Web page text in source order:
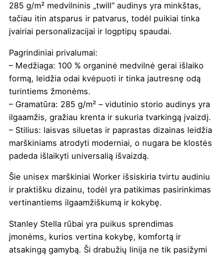
285 g/m² medvilninis „twill“ audinys yra minkštas,
tačiau itin atsparus ir patvarus, todėl puikiai tinka
įvairiai personalizacijai ir logptipų spaudai.
Pagrindiniai privalumai:
– Medžiaga: 100 % organinė medvilnė gerai išlaiko
formą, leidžia odai kvėpuoti ir tinka jautresnę odą
turintiems žmonėms.
– Gramatūra: 285 g/m² – vidutinio storio audinys yra
ilgaamžis, gražiau krenta ir sukuria tvarkingą įvaizdį.
– Stilius: laisvas siluetas ir paprastas dizainas leidžia
marškiniams atrodyti moderniai, o nugara be klostės
padeda išlaikyti universalią išvaizdą.
Šie unisex marškiniai Worker išsiskiria tvirtu audiniu
ir praktišku dizainu, todėl yra patikimas pasirinkimas
vertinantiems ilgaamžiškumą ir kokybę.
Stanley Stella rūbai yra puikus sprendimas
įmonėms, kurios vertina kokybę, komfortą ir
atsakingą gamybą. Ši drabužių linija ne tik pasižymi